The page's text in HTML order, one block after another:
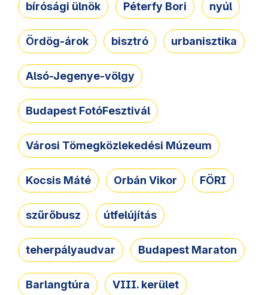
bírósági ülnök Péterfy Bori nyúl
Ördög-árok bisztró urbanisztika
Alsó-Jegenye-völgy
Budapest FotóFesztivál
Városi Tömegközlekedési Múzeum
Kocsis Máté Orbán Vikor FÖRI
szűrőbusz útfelújítás
teherpályaudvar Budapest Maraton
Barlangtúra VIII. kerület